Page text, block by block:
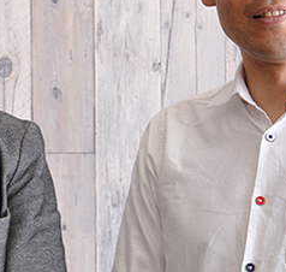
メディア
セミナー情報